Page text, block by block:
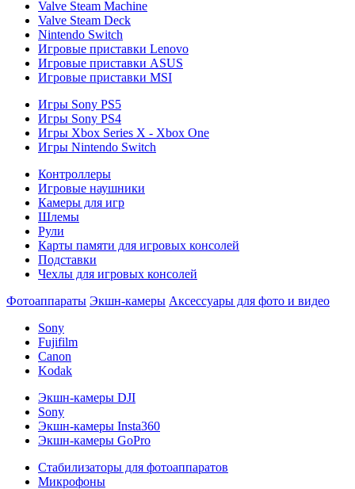
Valve Steam Machine
Valve Steam Deck
Nintendo Switch
Игровые приставки Lenovo
Игровые приставки ASUS
Игровые приставки MSI
Игры Sony PS5
Игры Sony PS4
Игры Xbox Series X - Xbox One
Игры Nintendo Switch
Контроллеры
Игровые наушники
Камеры для игр
Шлемы
Рули
Карты памяти для игровых консолей
Подставки
Чехлы для игровых консолей
Фотоаппараты Экшн-камеры Аксессуары для фото и видео
Sony
Fujifilm
Canon
Kodak
Экшн-камеры DJI
Sony
Экшн-камеры Insta360
Экшн-камеры GoPro
Стабилизаторы для фотоаппаратов
Микрофоны